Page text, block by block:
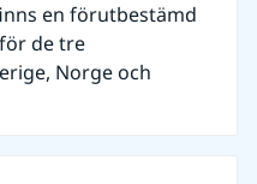
en förutbestämd
de tre
Norge och